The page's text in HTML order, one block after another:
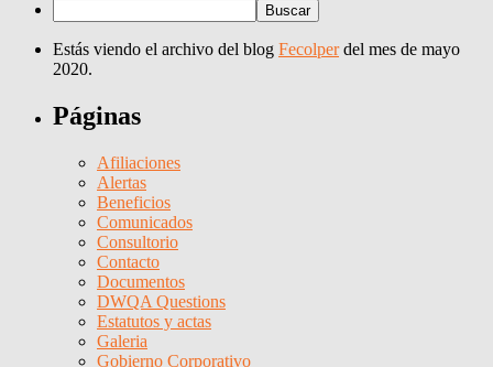
Estás viendo el archivo del blog Fecolperdel mes de mayo
2020.
Páginas
Afiliaciones
Alertas
Beneficios
Comunicados
Consultorio
Contacto
Documentos
DWQA Questions
Estatutos y actas
Galeria
Gobierno Corporativo